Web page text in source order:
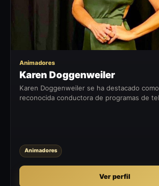
Animadores
Karen Doggenweiler
Karen Doggenweiler se ha destacado
reconocida conductora de programas de
Animadores
Ver perfil